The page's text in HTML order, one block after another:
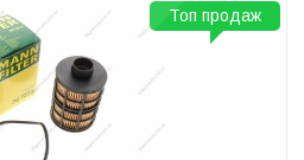
Топ продаж